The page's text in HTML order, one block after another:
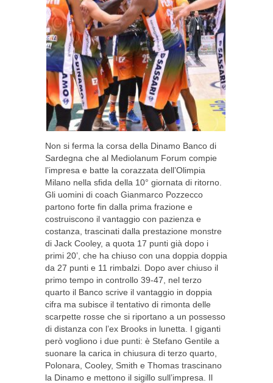
Non si ferma la corsa della Dinamo Banco di
Sardegna che al Mediolanum Forum compie
l’impresa e batte la corazzata dell’Olimpia
Milano nella sfida della 10° giornata di ritorno.
Gli uomini di coach Gianmarco Pozzecco
partono forte fin dalla prima frazione e
costruiscono il vantaggio con pazienza e
costanza, trascinati dalla prestazione monstre
di Jack Cooley, a quota 17 punti già dopo i
primi 20’, che ha chiuso con una doppia doppia
da 27 punti e 11 rimbalzi. Dopo aver chiuso il
primo tempo in controllo 39-47, nel terzo
quarto il Banco scrive il vantaggio in doppia
cifra ma subisce il tentativo di rimonta delle
scarpette rosse che si riportano a un possesso
di distanza con l’ex Brooks in lunetta. I giganti
però vogliono i due punti: è Stefano Gentile a
suonare la carica in chiusura di terzo quarto,
Polonara, Cooley, Smith e Thomas trascinano
la Dinamo e mettono il sigillo sull’impresa. Il